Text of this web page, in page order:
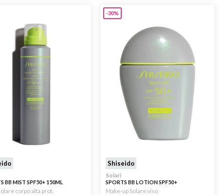
BB MIST SPF50+ 150ML
corpo alta prot.
-30%
Shiseido
Solari
SPORTS BB LOTION SPF50+
Make-up Solare viso